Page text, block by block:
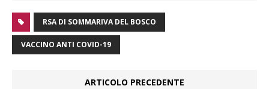
RSA DI SOMMARIVA DEL BOSCO
VACCINO ANTI COVID-19
ARTICOLO PRECEDENTE